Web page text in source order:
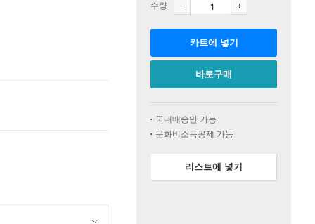
수량
카트에 넣기
바로구매
국내배송만 가능
문화비소득공제 가능
리스트에 넣기